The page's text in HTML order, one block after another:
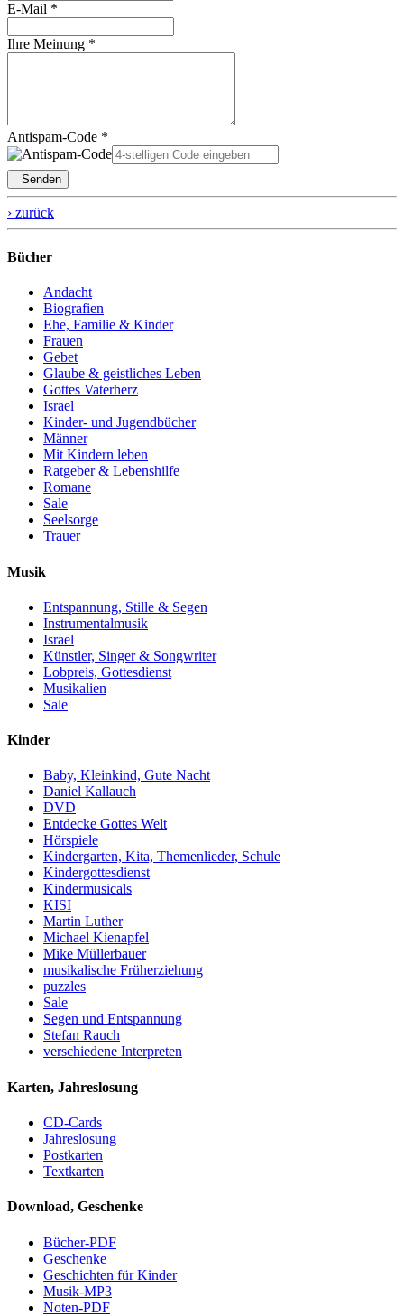
E-Mail *
Ihre Meinung *
Antispam-Code *
Senden
› zurück
Bücher
Andacht
Biografien
Ehe, Familie & Kinder
Frauen
Gebet
Glaube & geistliches Leben
Gottes Vaterherz
Israel
Kinder- und Jugendbücher
Männer
Mit Kindern leben
Ratgeber & Lebenshilfe
Romane
Sale
Seelsorge
Trauer
Musik
Entspannung, Stille & Segen
Instrumentalmusik
Israel
Künstler, Singer & Songwriter
Lobpreis, Gottesdienst
Musikalien
Sale
Kinder
Baby, Kleinkind, Gute Nacht
Daniel Kallauch
DVD
Entdecke Gottes Welt
Hörspiele
Kindergarten, Kita, Themenlieder, Schule
Kindergottesdienst
Kindermusicals
KISI
Martin Luther
Michael Kienapfel
Mike Müllerbauer
musikalische Früherziehung
puzzles
Sale
Segen und Entspannung
Stefan Rauch
verschiedene Interpreten
Karten, Jahreslosung
CD-Cards
Jahreslosung
Postkarten
Textkarten
Download, Geschenke
Bücher-PDF
Geschenke
Geschichten für Kinder
Musik-MP3
Noten-PDF